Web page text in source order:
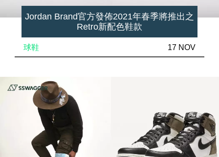
Jordan Brand官方發佈2021年春季將推出之
Retro新配色鞋款
球鞋 17 NOV